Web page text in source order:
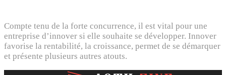
Compte tenu de la forte concurrence, il est vital pour une
entreprise d’innover si elle souhaite se développer. Innover
favorise la rentabilité, la croissance, permet de se démarquer
et présente plusieurs autres atouts.